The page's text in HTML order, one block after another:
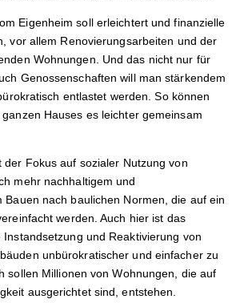
Eigenheim soll erleichtert und finanzielle
vor allem Renovierungsarbeiten und der
Wohnungen. Und das nicht nur für
Genossenschaften will man stärkendem
entlastet werden. So können
Hauses es leichter gemeinsam
der Fokus auf sozialer Nutzung von
mehr nachhaltigem und
Bauen nach baulichen Normen, die auf ein
werden. Auch hier ist das
Instandsetzung und Reaktivierung von
unbürokratischer und einfacher zu
sollen Millionen von Wohnungen, die auf
ausgerichtet sind, entstehen.